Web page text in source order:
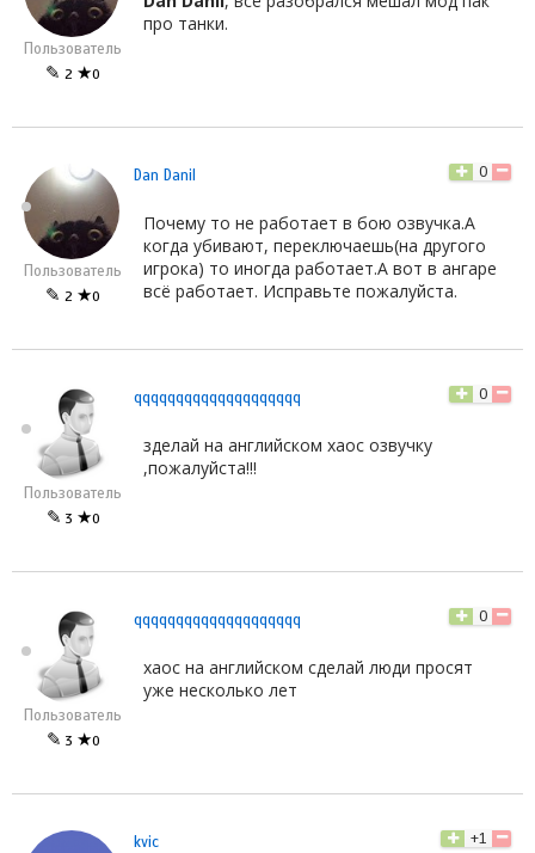
Пользователь
✎ 2 ★0
про танки.
Пользователь
✎ 2 ★0
Dan Danil 0
Почему то не работает в бою озвучка.А
когда убивают, переключаешь(на другого
игрока) то иногда работает.А вот в ангаре
всё работает. Исправьте пожалуйста.
Пользователь
✎ 3 ★0
qqqqqqqqqqqqqqqqqqqq 0
зделай на английском хаос озвучку
,пожалуйста!!!
Пользователь
✎ 3 ★0
qqqqqqqqqqqqqqqqqqqq 0
хаос на английском сделай люди просят
уже несколько лет
kvic +1